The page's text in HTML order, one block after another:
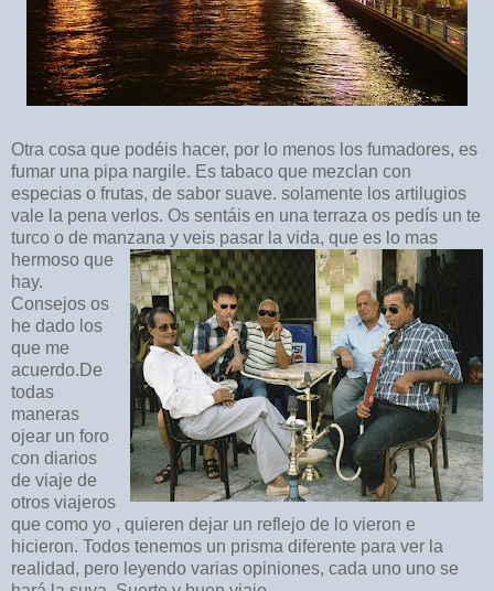
Otra cosa que podéis hacer, por lo menos los fumadores, es
fumar una pipa nargile. Es tabaco que mezclan con
especias o frutas, de sabor suave. solamente los artilugios
vale la pena verlos. Os sentáis en una terraza os pedís un te
turco o de manzana y veis pasar la vida, que es lo mas
hermoso que
hay.
Consejos os
he dado los
que me
acuerdo.De
todas
maneras
ojear un foro
con diarios
de viaje de
otros viajeros
que como yo , quieren dejar un reflejo de lo vieron e
hicieron. Todos tenemos un prisma diferente para ver la
realidad, pero leyendo varias opiniones, cada uno uno se